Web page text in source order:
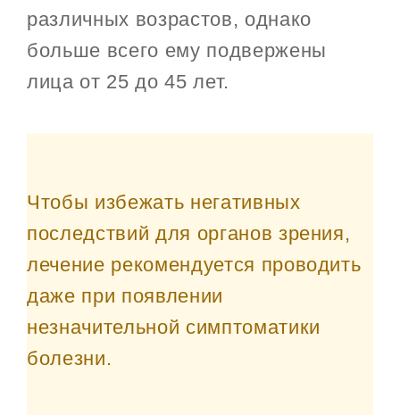
различных возрастов, однако
больше всего ему подвержены
лица от 25 до 45 лет.
Чтобы избежать негативных
последствий для органов зрения,
лечение рекомендуется проводить
даже при появлении
незначительной симптоматики
болезни.